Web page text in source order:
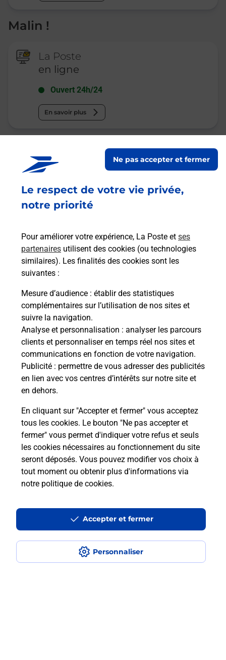
Le respect de votre vie privée,
notre priorité
Pour améliorer votre expérience, La Poste et ses
partenaires utilisent des cookies (ou technologies
similaires). Les finalités des cookies sont les
suivantes :
Mesure d’audience : établir des statistiques
complémentaires sur l’utilisation de nos sites et
suivre la navigation.
Analyse et personnalisation : analyser les parcours
clients et personnaliser en temps réel nos sites et
communications en fonction de votre navigation.
Publicité : permettre de vous adresser des publicités
en lien avec vos centres d’intérêts sur notre site et
en dehors.
En cliquant sur "Accepter et fermer" vous acceptez
tous les cookies. Le bouton "Ne pas accepter et
fermer" vous permet d'indiquer votre refus et seuls
les cookies nécessaires au fonctionnement du site
seront déposés. Vous pouvez modifier vos choix à
tout moment ou obtenir plus d'informations via
notre politique de cookies.
Personnaliser
Ne pas accepter et fermer
Accepter et fermer
Malin !
La Poste
en ligne
Ouvert 24h/24
En savoir plus
Recherchez un autre point de contact
Questions fréquemment posées
Quel réseau utilise La Poste Mobile ?
Est-ce que je peux garder mon
numéro de mobile gratuitement ?
Est-ce que je peux bénéficier de la 5G
avec La Poste Mobile ?
Est-ce que je peux utiliser mon forfait
à l’étranger avec La Poste Mobile ?
Est-ce que je peux payer mon
smartphone Samsung en plusieurs
fois avec La Poste Mobile ?
Est-ce que je peux assurer mon
smartphone Samsung ?
Acheter un smartphone Samsung